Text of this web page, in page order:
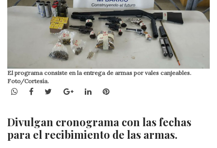
El programa consiste en la entrega de armas por vales canjeables.
Foto/Cortesía.
WhatsApp
Facebook
TwitterGoogle+LinkedInPinterest
Divulgan cronograma con las fechas
para el recibimiento de las armas.